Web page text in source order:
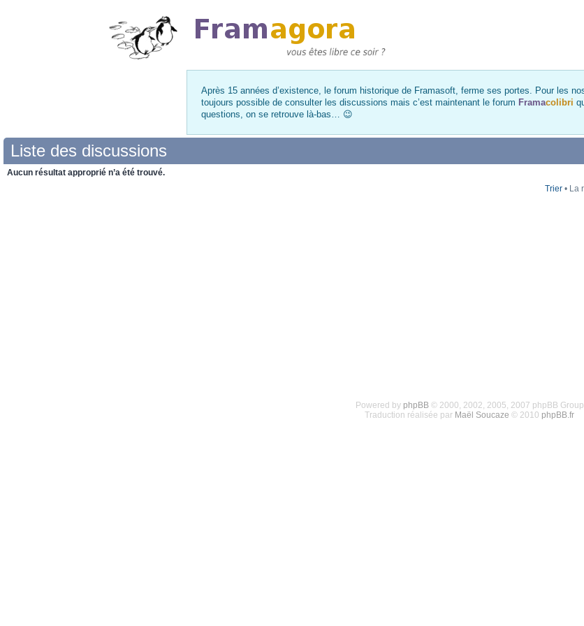
Après 15 années d’existence, le forum historique de Framasoft, ferme ses portes. Pour les
toujours possible de consulter les discussions mais c’est maintenant le forum Framacolibri
questions, on se retrouve là-bas… 😉
Liste des discussions
Aucun résultat approprié n’a été trouvé.
Trier • La
Powered by phpBB© 2000, 2002, 2005, 2007 phpBB Group
Traduction réalisée par Maël Soucaze © 2010 phpBB.fr